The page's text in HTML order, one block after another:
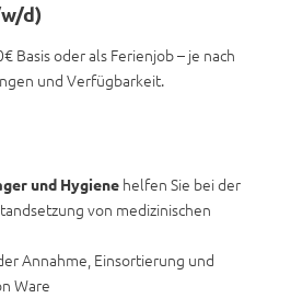
d)
Basis oder als Ferienjob – je nach
und Verfügbarkeit.
und Hygiene helfen Sie bei der
von medizinischen
Annahme, Einsortierung und
Ware